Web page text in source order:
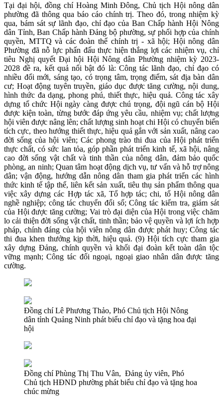
Tại đại hội, đồng chí Hoàng Minh Đông, Chủ tịch Hội nông dân
phường đã thông qua báo cáo chính trị. Theo đó, trong nhiệm kỳ
qua, bám sát sự lãnh đạo, chỉ đạo của Ban Chấp hành Hội Nông
dân Tỉnh, Ban Chấp hành Đảng bộ phường, sự phối hợp của chính
quyền, MTTQ và các đoàn thể chính trị - xã hội; Hội nông dân
Phường đã nỗ lực phấn đấu thực hiện thắng lợi các nhiệm vụ, chỉ
tiêu Nghị quyết Đại hội Hội Nông dân Phường nhiệm kỳ 2023-
2028 đề ra, kết quả nổi bật đó là: Công tác lãnh đạo, chỉ đạo có
nhiều đổi mới, sáng tạo, có trọng tâm, trọng điểm, sát địa bàn dân
cư; Hoạt động tuyên truyền, giáo dục được tăng cường, nội dung,
hình thức đa dạng, phong phú, thiết thực, hiệu quả. Công tác xây
dựng tổ chức Hội ngày càng được chú trọng, đội ngũ cán bộ Hội
được kiện toàn, từng bước đáp ứng yêu cầu, nhiệm vụ; chất lượng
hội viên được nâng lên; chất lượng sinh hoạt chi Hội có chuyển biến
tích cực, theo hướng thiết thực, hiệu quả gắn với sản xuất, nâng cao
đời sống của hội viên; Các phong trào thi đua của Hội phát triển
thực chất, có sức lan tỏa, góp phần phát triển kinh tế, xã hội, nâng
cao đời sống vật chất và tinh thần của nông dân, đảm bảo quốc
phòng, an ninh; Quan tâm hoạt động dịch vụ, tư vấn và hỗ trợ nông
dân; vận động, hướng dẫn nông dân tham gia phát triển các hình
thức kinh tế tập thể, liên kết sản xuất, tiêu thụ sản phẩm thông qua
việc xây dựng các Hợp tác xã, Tổ hợp tác; chi, tổ Hội nông dân
nghề nghiệp; công tác chuyển đổi số; Công tác kiểm tra, giám sát
của Hội được tăng cường; Vai trò đại diện của Hội trong việc chăm
lo cải thiện đời sống vật chất, tinh thần; bảo vệ quyền và lợi ích hợp
pháp, chính đáng của hội viên nông dân được phát huy; Công tác
thi đua khen thưởng kịp thời, hiệu quả. (9) Hội tích cực tham gia
xây dựng Đảng, chính quyền và khối đại đoàn kết toàn dân tộc
vững mạnh; Công tác đối ngoại, ngoại giao nhân dân được tăng
cường.
Đồng chí Lê Phương Thảo, Phó Chủ tịch Hội Nông
dân tỉnh Quảng Ninh phát biểu chỉ đạo và tặng hoa đại
hội
Đồng chí Phùng Thị Thu Vân, Đảng ủy viên, Phó
Chủ tịch HĐND phường phát biểu chỉ đạo và tặng hoa
chúc mừng